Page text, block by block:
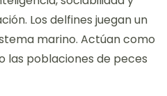
Los delfines juegan un
marino. Actúan como
las poblaciones de peces